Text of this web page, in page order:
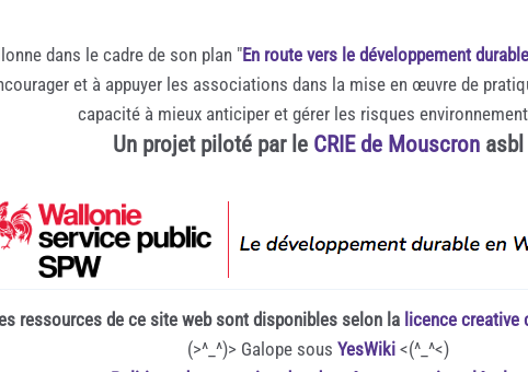
dans le cadre de son plan "En route vers le développement durable
et à appuyer les associations dans la mise en œuvre de
capacité à mieux anticiper et gérer les risques
Un projet piloté par le CRIE de Mouscronasbl
ressources de ce site web sont disponibles selon la licence creative
(>^_^)> Galope sous YesWiki<(^_^<)